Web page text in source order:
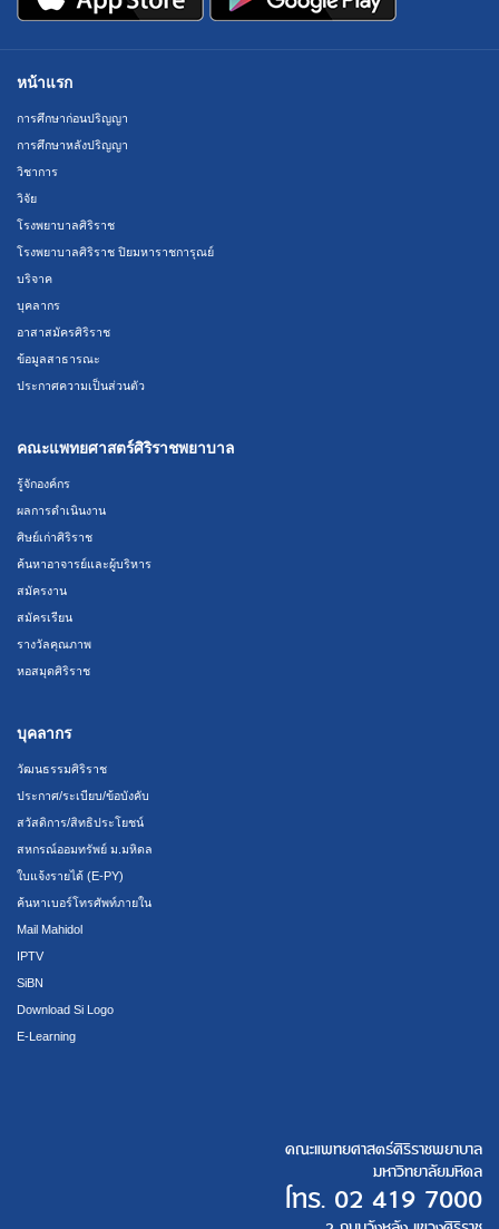
หน้าแรก
การศึกษาก่อนปริญญา
การศึกษาหลังปริญญา
วิชาการ
วิจัย
โรงพยาบาลศิริราช
โรงพยาบาลศิริราช ปิยมหาราชการุณย์
บริจาค
บุคลากร
อาสาสมัครศิริราช
ข้อมูลสาธารณะ
ประกาศความเป็นส่วนตัว
คณะแพทยศาสตร์ศิริราชพยาบาล
รู้จักองค์กร
ผลการดำเนินงาน
ศิษย์เก่าศิริราช
ค้นหาอาจารย์และผู้บริหาร
สมัครงาน
สมัครเรียน
รางวัลคุณภาพ
หอสมุดศิริราช
บุคลากร
วัฒนธรรมศิริราช
ประกาศ/ระเบียบ/ข้อบังคับ
สวัสดิการ/สิทธิประโยชน์
สหกรณ์ออมทรัพย์ ม.มหิดล
ใบแจ้งรายได้ (E-PY)
ค้นหาเบอร์โทรศัพท์ภายใน
Mail Mahidol
IPTV
SiBN
Download Si Logo
E-Learning
คณะแพทยศาสตร์ศิริราชพยาบาล
มหาวิทยาลัยมหิดล
โทร. 02 419 7000